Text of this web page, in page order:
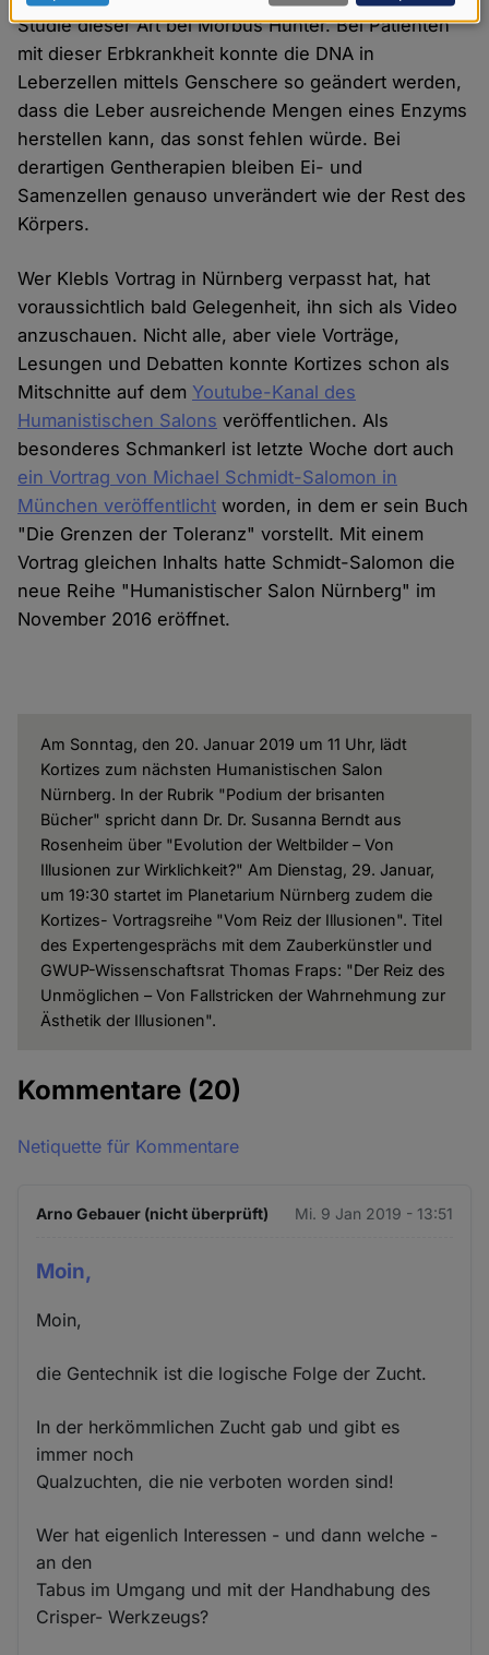
Studie dieser Art bei Morbus Hunter. Bei Patienten
mit dieser Erbkrankheit konnte die DNA in
Leberzellen mittels Genschere so geändert werden,
dass die Leber ausreichende Mengen eines Enzyms
herstellen kann, das sonst fehlen würde. Bei
derartigen Gentherapien bleiben Ei- und
Samenzellen genauso unverändert wie der Rest des
Körpers.
Wer Klebls Vortrag in Nürnberg verpasst hat, hat
voraussichtlich bald Gelegenheit, ihn sich als Video
anzuschauen. Nicht alle, aber viele Vorträge,
Lesungen und Debatten konnte Kortizes schon als
Mitschnitte auf dem Youtube-Kanal des
Humanistischen Salons veröffentlichen. Als
besonderes Schmankerl ist letzte Woche dort auch
ein Vortrag von Michael Schmidt-Salomon in
München veröffentlicht worden, in dem er sein Buch
"Die Grenzen der Toleranz" vorstellt. Mit einem
Vortrag gleichen Inhalts hatte Schmidt-Salomon die
neue Reihe "Humanistischer Salon Nürnberg" im
November 2016 eröffnet.
Am Sonntag, den 20. Januar 2019 um 11 Uhr, lädt
Kortizes zum nächsten Humanistischen Salon
Nürnberg. In der Rubrik "Podium der brisanten
Bücher" spricht dann Dr. Dr. Susanna Berndt aus
Rosenheim über "Evolution der Weltbilder – Von
Illusionen zur Wirklichkeit?" Am Dienstag, 29. Januar,
um 19:30 startet im Planetarium Nürnberg zudem die
Kortizes- Vortragsreihe "Vom Reiz der Illusionen". Titel
des Expertengesprächs mit dem Zauberkünstler und
GWUP-Wissenschaftsrat Thomas Fraps: "Der Reiz des
Unmöglichen – Von Fallstricken der Wahrnehmung zur
Ästhetik der Illusionen".
Kommentare (20)
Netiquette für Kommentare
Arno Gebauer (nicht überprüft) Mi. 9 Jan 2019 - 13:51
Moin,
Moin,
die Gentechnik ist die logische Folge der Zucht.
In der herkömmlichen Zucht gab und gibt es
immer noch
Qualzuchten, die nie verboten worden sind!
Wer hat eigenlich Interessen - und dann welche -
an den
Tabus im Umgang und mit der Handhabung des
Crisper- Werkzeugs?
Daten
und
Cookies